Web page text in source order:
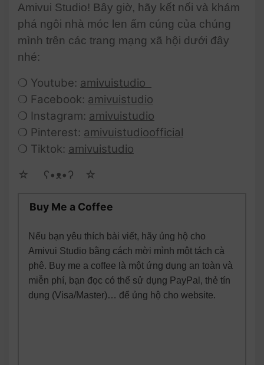
Amivui Studio! Bây giờ, hãy kết nối và khám
phá ngôi nhà móc len ấm cúng của chúng
mình trên các trang mạng xã hội dưới đây
nhé:
❍ Youtube: amivuistudio
❍ Facebook: amivuistudio
❍ Instagram: amivuistudio
❍ Pinterest: amivuistudioofficial
❍ Tiktok: amivuistudio
☆ゝ ʕ•ᴥ•ʔゝ☆
Buy Me a Coffee
Nếu bạn yêu thích bài viết, hãy ủng hộ cho
Amivui Studio bằng cách mời mình một tách cà
phê. Buy me a coffee là một ứng dụng an toàn và
miễn phí, bạn đọc có thể sử dụng PayPal, thẻ tín
dụng (Visa/Master)… để ủng hộ cho website.